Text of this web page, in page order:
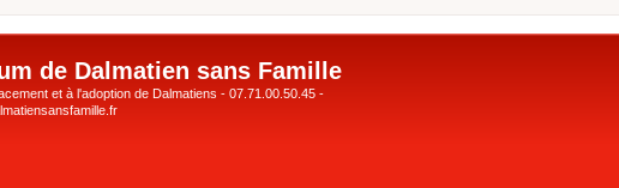
de Dalmatien sans Famille
et à l'adoption de Dalmatiens - 07.71.00.50.45 -